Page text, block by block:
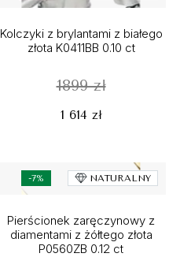
Kolczyki z brylantami z białego
złota K0411BB 0.10 ct
1899 zł
1 614 zł
-7% NATURALNY
Pierścionek zaręczynowy z
diamentami z żółtego złota
P0560ZB 0.12 ct